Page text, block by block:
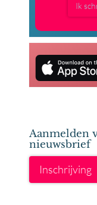
Ik
Aanmelden
nieuwsbrief
Inschrijving